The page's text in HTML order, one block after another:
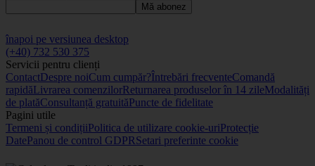
Mă abonez
înapoi pe versiunea desktop
(+40) 732 530 375
Servicii pentru clienți
ContactDespre noiCum cumpăr?Întrebări frecventeComandă
rapidăLivrarea comenzilorReturnarea produselor în 14 zileModalități
de platăConsultanță gratuităPuncte de fidelitate
Pagini utile
Termeni și condițiiPolitica de utilizare cookie-uriProtecție
DatePanou de control GDPRSetari preferinte cookie